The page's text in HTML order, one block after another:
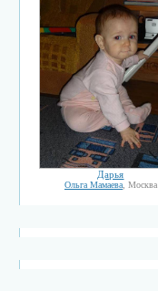
Дарья
Ольга Мамаева, Москва